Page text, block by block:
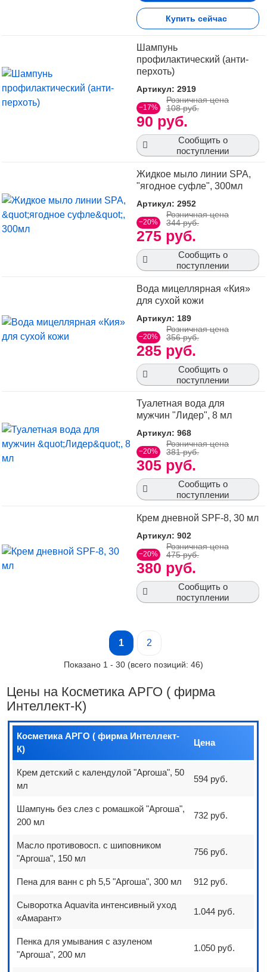
Купить сейчас
Шампунь
профилактический (анти-
перхоть)
Артикул: 2919
−17%
90 руб.
Розничная цена
108 руб.
Сообщить о
поступлении
Жидкое мыло линии SPA,
"ягодное суфле", 300мл
Артикул: 2952
−20%
275 руб.
Розничная цена
344 руб.
Сообщить о
поступлении
Вода мицеллярная «Кия»
для сухой кожи
Артикул: 189
−20%
285 руб.
Розничная цена
356 руб.
Сообщить о
поступлении
Туалетная вода для
мужчин "Лидер", 8 мл
Артикул: 968
−20%
305 руб.
Розничная цена
381 руб.
Сообщить о
поступлении
Крем дневной SPF-8, 30 мл
Артикул: 902
−20%
380 руб.
Розничная цена
475 руб.
Сообщить о
поступлении
1 2
Показано 1 - 30 (всего позиций: 46)
Цены на Косметика АРГО ( фирма
Интеллект-К)
Косметика АРГО ( фирма Интеллект-
К)
Цена
Крем детский с календулой "Аргоша", 50
мл
594 руб.
Шампунь без слез с ромашкой "Аргоша",
200 мл
732 руб.
Масло противовосп. с шиповником
"Аргоша", 150 мл
756 руб.
Пена для ванн с ph 5,5 "Аргоша", 300 мл 912 руб.
Сыворотка Aquavita интенсивный уход
«Амарант»
1.044 руб.
Пенка для умывания с азуленом
"Аргоша", 200 мл
1.050 руб.